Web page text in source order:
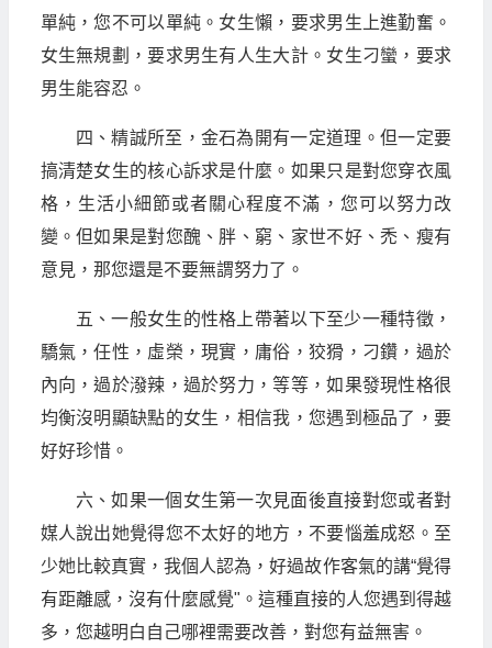
單純，您不可以單純。女生懶，要求男生上進勤奮。
女生無規劃，要求男生有人生大計。女生刁蠻，要求
男生能容忍。
四、精誠所至，金石為開有一定道理。但一定要
搞清楚女生的核心訴求是什麼。如果只是對您穿衣風
格，生活小細節或者關心程度不滿，您可以努力改
變。但如果是對您醜、胖、窮、家世不好、禿、瘦有
意見，那您還是不要無謂努力了。
五、一般女生的性格上帶著以下至少一種特徵，
驕氣，任性，虛榮，現實，庸俗，狡猾，刁鑽，過於
內向，過於潑辣，過於努力，等等，如果發現性格很
均衡沒明顯缺點的女生，相信我，您遇到極品了，要
好好珍惜。
六、如果一個女生第一次見面後直接對您或者對
媒人說出她覺得您不太好的地方，不要惱羞成怒。至
少她比較真實，我個人認為，好過故作客氣的講“覺得
有距離感，沒有什麼感覺"。這種直接的人您遇到得越
多，您越明白自己哪裡需要改善，對您有益無害。